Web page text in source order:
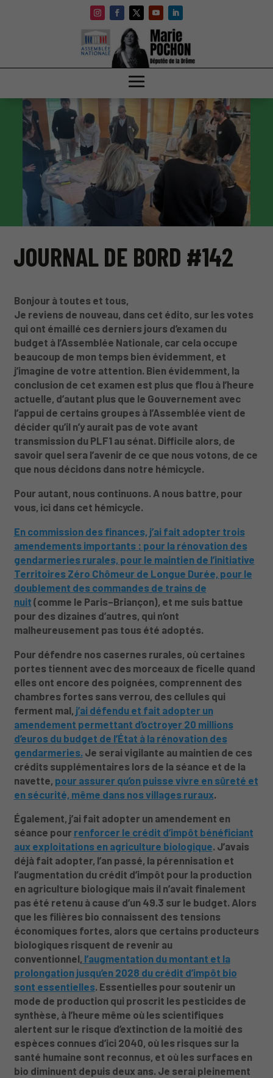
JOURNAL DE BORD #142
Bonjour à toutes et tous,
Je reviens de nouveau, dans cet édito, sur les votes
qui ont émaillé ces derniers jours d’examen du
budget à l’Assemblée Nationale, car cela occupe
beaucoup de mon temps bien évidemment, et
j’imagine de votre attention. Bien évidemment, la
conclusion de cet examen est plus que flou à l’heure
actuelle, d’autant plus que le Gouvernement avec
l’appui de certains groupes à l’Assemblée vient de
décider qu’il n’y aurait pas de vote avant
transmission du PLF1 au sénat. Difficile alors, de
savoir quel sera l’avenir de ce que nous votons, de ce
que nous décidons dans notre hémicycle.
Pour autant, nous continuons. A nous battre, pour
vous, ici dans cet hémicycle.
En commission des finances, j’ai fait adopter trois
amendements importants : pour la rénovation des
gendarmeries rurales, pour le maintien de l’initiative
Territoires Zéro Chômeur de Longue Durée, pour le
doublement des commandes de trains de
nuit (comme le Paris–Briançon), et me suis battue
pour des dizaines d’autres, qui n’ont
malheureusement pas tous été adoptés.
Pour défendre nos casernes rurales, où certaines
portes tiennent avec des morceaux de ficelle quand
elles ont encore des poignées, comprennent des
chambres fortes sans verrou, des cellules qui
ferment mal, j’ai défendu et fait adopter un
amendement permettant d’octroyer 20 millions
d’euros du budget de l’État à la rénovation des
gendarmeries. Je serai vigilante au maintien de ces
crédits supplémentaires lors de la séance et de la
navette, pour assurer qu’on puisse vivre en sûreté et
en sécurité, même dans nos villages ruraux.
Également, j’ai fait adopter un amendement en
séance pour renforcer le crédit d’impôt bénéficiant
aux exploitations en agriculture biologique. J’avais
déjà fait adopter, l’an passé, la pérennisation et
l’augmentation du crédit d’impôt pour la production
en agriculture biologique mais il n’avait finalement
pas été retenu à cause d’un 49.3 sur le budget. Alors
que les filières bio connaissent des tensions
économiques fortes, alors que certains producteurs
biologiques risquent de revenir au
conventionnel, l’augmentation du montant et la
prolongation jusqu’en 2028 du crédit d’impôt bio
sont essentielles. Essentielles pour soutenir un
mode de production qui proscrit les pesticides de
synthèse, à l’heure même où les scientifiques
alertent sur le risque d’extinction de la moitié des
espèces connues d’ici 2040, où les risques sur la
santé humaine sont reconnus, et où les surfaces en
bio diminuent depuis deux ans. Je serai pleinement